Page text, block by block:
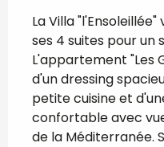
La Villa
ses 4 suites pour un
L'appartement "Les
d'un dressing
petite cuisine et
confortable avec
de la Méditerranée.